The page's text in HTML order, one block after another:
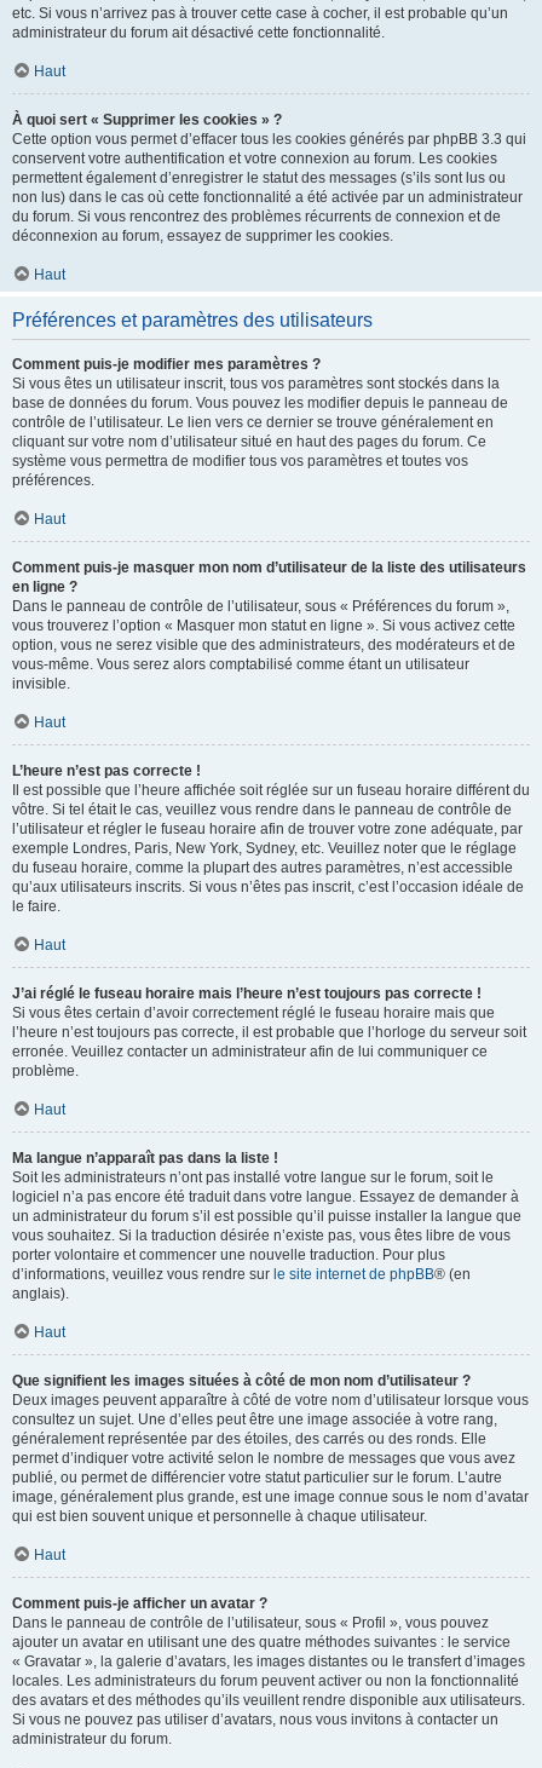
etc. Si vous n’arrivez pas à trouver cette case à cocher, il est probable qu’un
administrateur du forum ait désactivé cette fonctionnalité.
Haut
À quoi sert « Supprimer les cookies » ?
Cette option vous permet d’effacer tous les cookies générés par phpBB 3.3 qui
conservent votre authentification et votre connexion au forum. Les cookies
permettent également d’enregistrer le statut des messages (s’ils sont lus ou
non lus) dans le cas où cette fonctionnalité a été activée par un administrateur
du forum. Si vous rencontrez des problèmes récurrents de connexion et de
déconnexion au forum, essayez de supprimer les cookies.
Haut
Préférences et paramètres des utilisateurs
Comment puis-je modifier mes paramètres ?
Si vous êtes un utilisateur inscrit, tous vos paramètres sont stockés dans la
base de données du forum. Vous pouvez les modifier depuis le panneau de
contrôle de l’utilisateur. Le lien vers ce dernier se trouve généralement en
cliquant sur votre nom d’utilisateur situé en haut des pages du forum. Ce
système vous permettra de modifier tous vos paramètres et toutes vos
préférences.
Haut
Comment puis-je masquer mon nom d’utilisateur de la liste des utilisateurs
en ligne ?
Dans le panneau de contrôle de l’utilisateur, sous « Préférences du forum »,
vous trouverez l’option « Masquer mon statut en ligne ». Si vous activez cette
option, vous ne serez visible que des administrateurs, des modérateurs et de
vous-même. Vous serez alors comptabilisé comme étant un utilisateur
invisible.
Haut
L’heure n’est pas correcte !
Il est possible que l’heure affichée soit réglée sur un fuseau horaire différent du
vôtre. Si tel était le cas, veuillez vous rendre dans le panneau de contrôle de
l’utilisateur et régler le fuseau horaire afin de trouver votre zone adéquate, par
exemple Londres, Paris, New York, Sydney, etc. Veuillez noter que le réglage
du fuseau horaire, comme la plupart des autres paramètres, n’est accessible
qu’aux utilisateurs inscrits. Si vous n’êtes pas inscrit, c’est l’occasion idéale de
le faire.
Haut
J’ai réglé le fuseau horaire mais l’heure n’est toujours pas correcte !
Si vous êtes certain d’avoir correctement réglé le fuseau horaire mais que
l’heure n’est toujours pas correcte, il est probable que l’horloge du serveur soit
erronée. Veuillez contacter un administrateur afin de lui communiquer ce
problème.
Haut
Ma langue n’apparaît pas dans la liste !
Soit les administrateurs n’ont pas installé votre langue sur le forum, soit le
logiciel n’a pas encore été traduit dans votre langue. Essayez de demander à
un administrateur du forum s’il est possible qu’il puisse installer la langue que
vous souhaitez. Si la traduction désirée n’existe pas, vous êtes libre de vous
porter volontaire et commencer une nouvelle traduction. Pour plus
d’informations, veuillez vous rendre sur le site internet de phpBB® (en
anglais).
Haut
Que signifient les images situées à côté de mon nom d’utilisateur ?
Deux images peuvent apparaître à côté de votre nom d’utilisateur lorsque vous
consultez un sujet. Une d’elles peut être une image associée à votre rang,
généralement représentée par des étoiles, des carrés ou des ronds. Elle
permet d’indiquer votre activité selon le nombre de messages que vous avez
publié, ou permet de différencier votre statut particulier sur le forum. L’autre
image, généralement plus grande, est une image connue sous le nom d’avatar
qui est bien souvent unique et personnelle à chaque utilisateur.
Haut
Comment puis-je afficher un avatar ?
Dans le panneau de contrôle de l’utilisateur, sous « Profil », vous pouvez
ajouter un avatar en utilisant une des quatre méthodes suivantes : le service
« Gravatar », la galerie d’avatars, les images distantes ou le transfert d’images
locales. Les administrateurs du forum peuvent activer ou non la fonctionnalité
des avatars et des méthodes qu’ils veuillent rendre disponible aux utilisateurs.
Si vous ne pouvez pas utiliser d’avatars, nous vous invitons à contacter un
administrateur du forum.